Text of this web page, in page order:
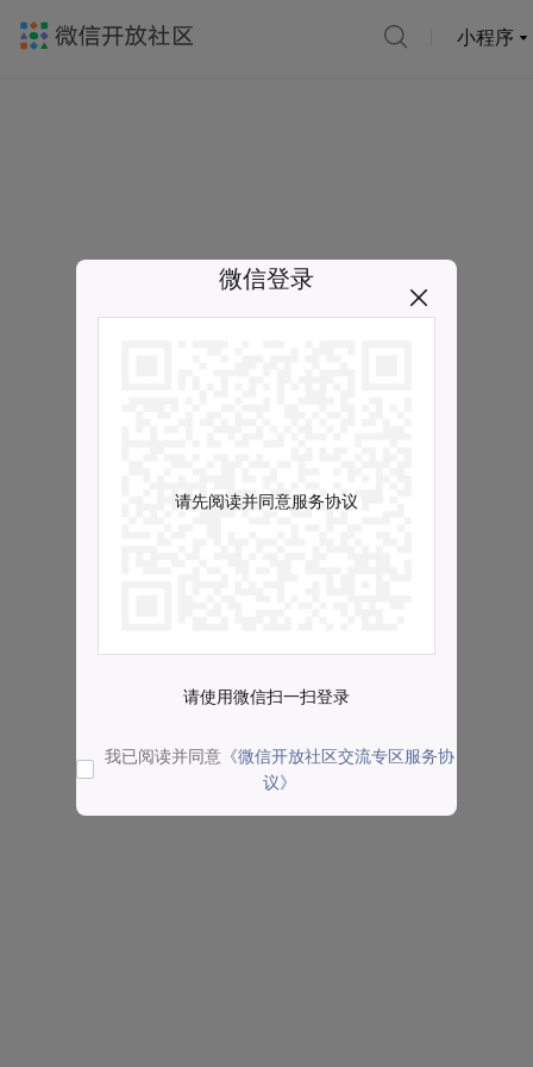
小程序
微信登录
请先阅读并同意服务协议
请使用微信扫一扫登录
我已阅读并同意 《微信开放社区交流专区服务协
议》